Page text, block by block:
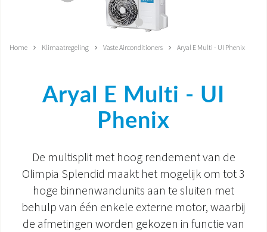
KLIMAATREGELING
GEÏNTEGREERDE SYSTEMEN
WERELD OS
DOCUMENTATIE PRODUCTEN
Home Klimaatregeling Vaste Airconditioners Aryal E Multi - UI Phenix
Aryal E Multi - UI
Phenix
De multisplit met hoog rendement van de
Olimpia Splendid maakt het mogelijk om tot 3
hoge binnenwandunits aan te sluiten met
behulp van één enkele externe motor, waarbij
de afmetingen worden gekozen in functie van